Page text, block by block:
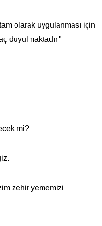
olarak uygulanması için
duyulmaktadır."
mi?
zehir yememizi